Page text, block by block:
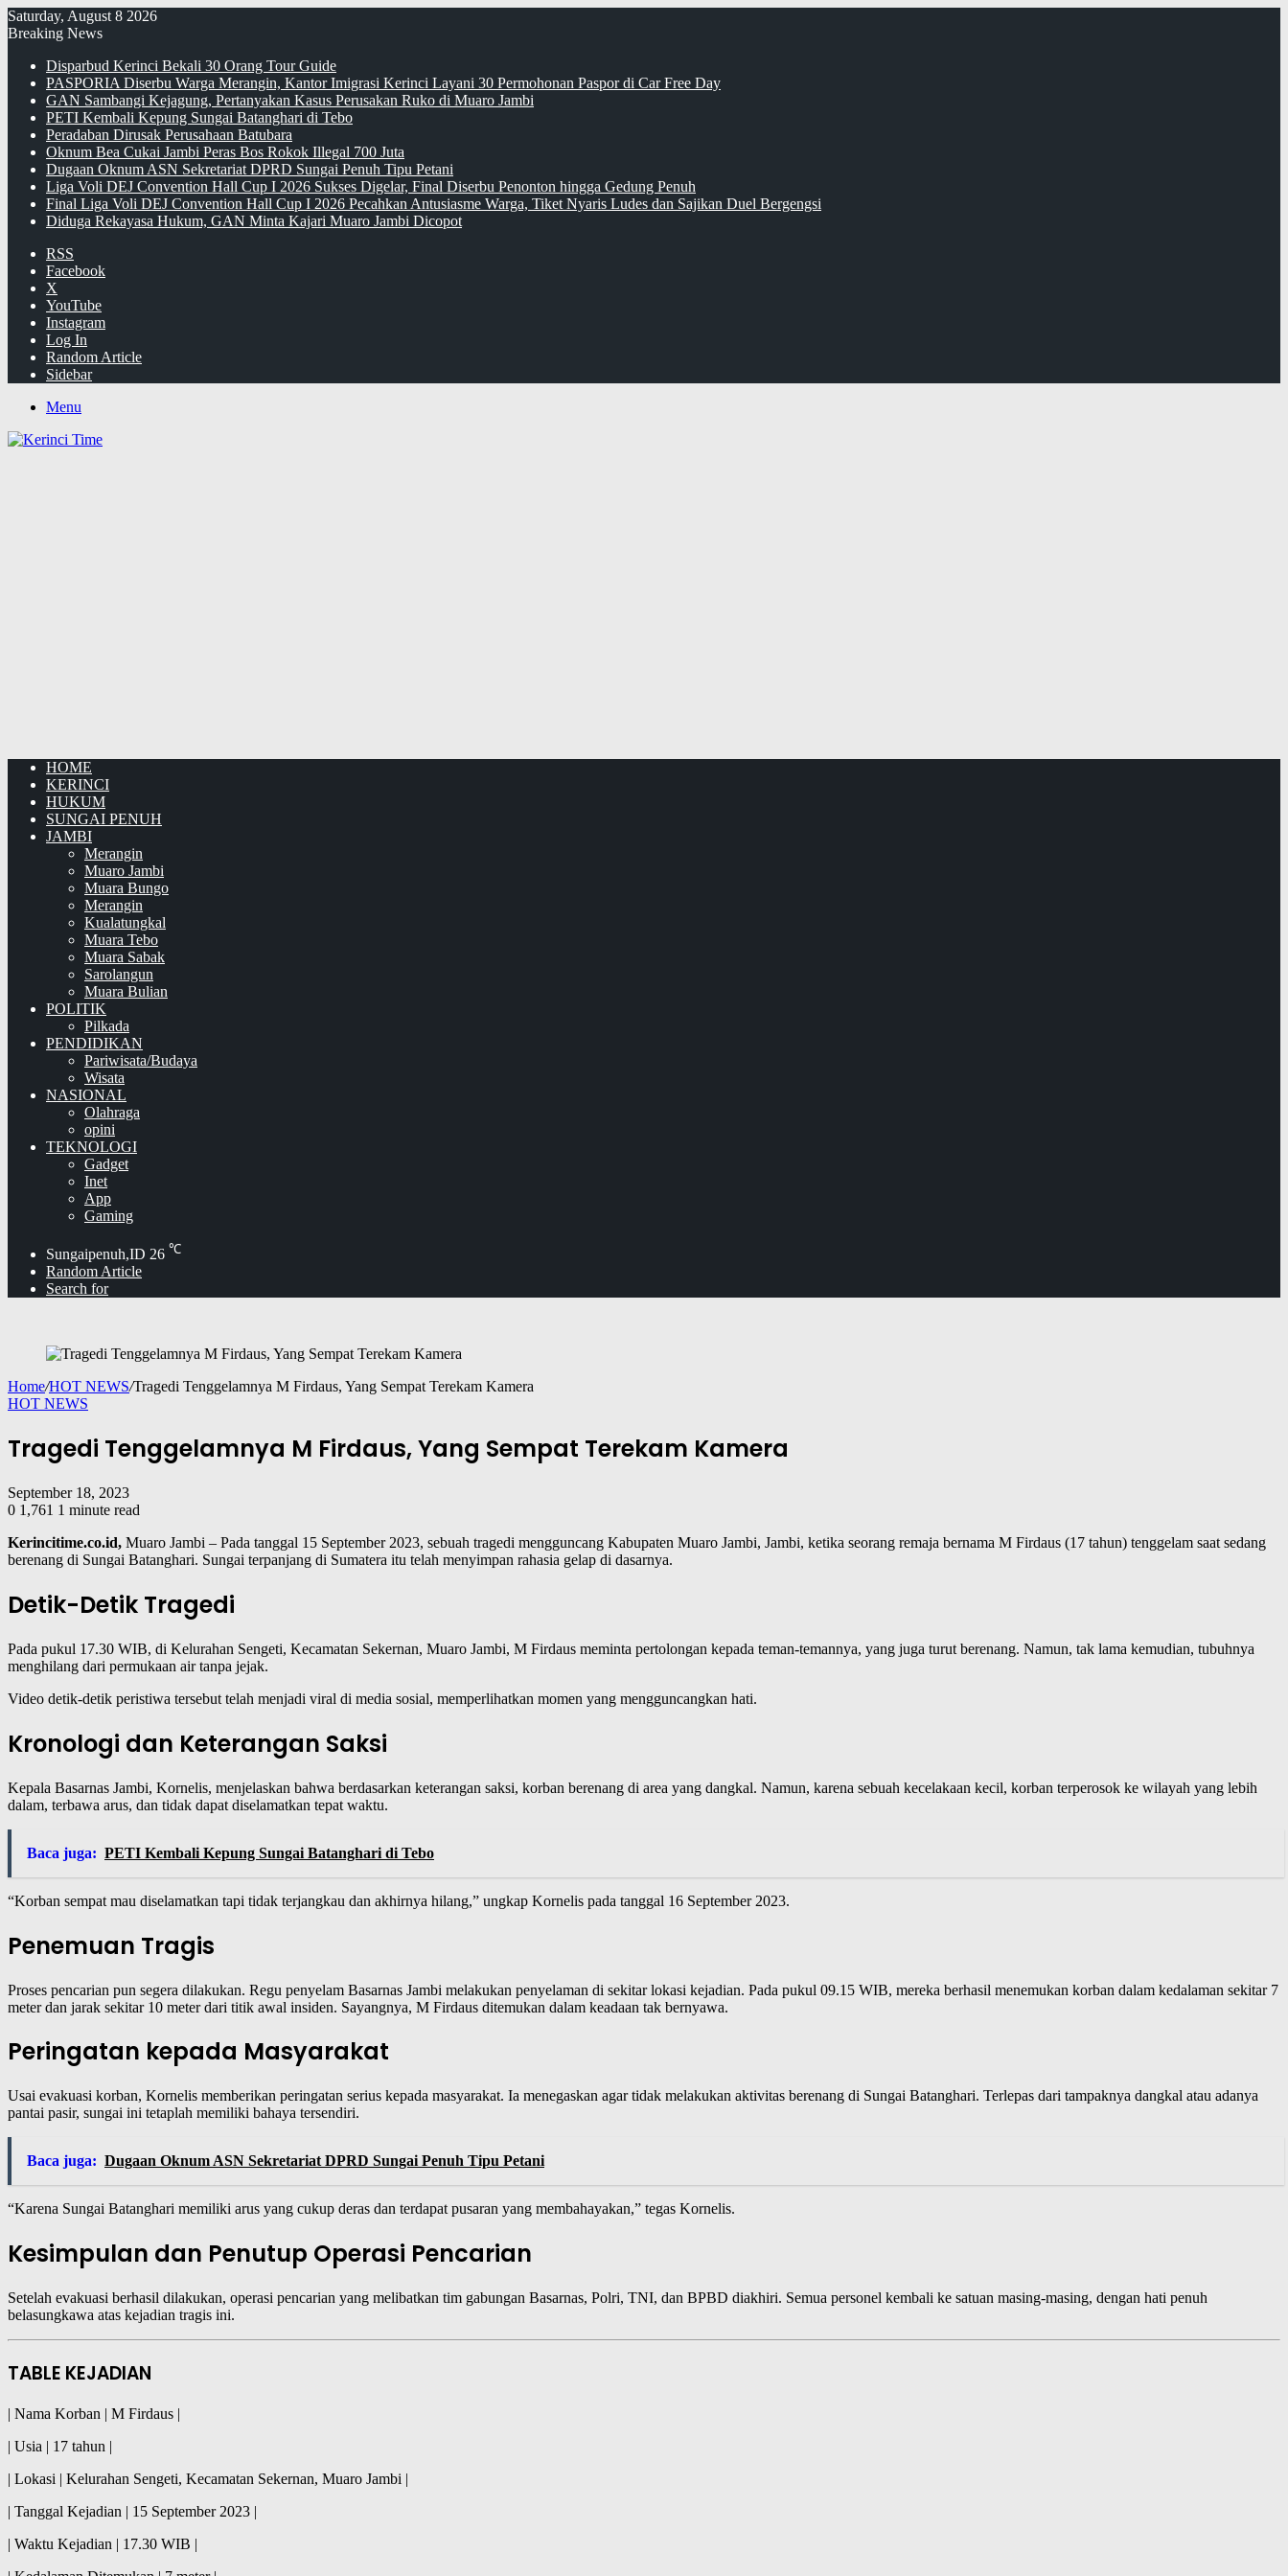
Saturday, August 8 2026
Breaking News
Disparbud Kerinci Bekali 30 Orang Tour Guide
PASPORIA Diserbu Warga Merangin, Kantor Imigrasi Kerinci Layani 30 Permohonan Paspor di Car Free Day
GAN Sambangi Kejagung, Pertanyakan Kasus Perusakan Ruko di Muaro Jambi
PETI Kembali Kepung Sungai Batanghari di Tebo
Peradaban Dirusak Perusahaan Batubara
Oknum Bea Cukai Jambi Peras Bos Rokok Illegal 700 Juta
Dugaan Oknum ASN Sekretariat DPRD Sungai Penuh Tipu Petani
Liga Voli DEJ Convention Hall Cup I 2026 Sukses Digelar, Final Diserbu Penonton hingga Gedung Penuh
Final Liga Voli DEJ Convention Hall Cup I 2026 Pecahkan Antusiasme Warga, Tiket Nyaris Ludes dan Sajikan Duel Bergengsi
Diduga Rekayasa Hukum, GAN Minta Kajari Muaro Jambi Dicopot
RSS
Facebook
X
YouTube
Instagram
Log In
Random Article
Sidebar
Menu
HOME
KERINCI
HUKUM
SUNGAI PENUH
JAMBI
Merangin
Muaro Jambi
Muara Bungo
Merangin
Kualatungkal
Muara Tebo
Muara Sabak
Sarolangun
Muara Bulian
POLITIK
Pilkada
PENDIDIKAN
Pariwisata/Budaya
Wisata
NASIONAL
Olahraga
opini
TEKNOLOGI
Gadget
Inet
App
Gaming
Sungaipenuh,ID 26 ℃
Random Article
Search for
Home/HOT NEWS/Tragedi Tenggelamnya M Firdaus, Yang Sempat Terekam Kamera
HOT NEWS
Tragedi Tenggelamnya M Firdaus, Yang Sempat Terekam Kamera
September 18, 2023
0 1,761 1 minute read
Kerincitime.co.id, Muaro Jambi – Pada tanggal 15 September 2023, sebuah tragedi mengguncang Kabupaten Muaro Jambi, Jambi, ketika seorang remaja bernama M Firdaus (17 tahun) tenggelam saat sedang
berenang di Sungai Batanghari. Sungai terpanjang di Sumatera itu telah menyimpan rahasia gelap di dasarnya.
Detik-Detik Tragedi
Pada pukul 17.30 WIB, di Kelurahan Sengeti, Kecamatan Sekernan, Muaro Jambi, M Firdaus meminta pertolongan kepada teman-temannya, yang juga turut berenang. Namun, tak lama kemudian, tubuhnya
menghilang dari permukaan air tanpa jejak.
Video detik-detik peristiwa tersebut telah menjadi viral di media sosial, memperlihatkan momen yang mengguncangkan hati.
Kronologi dan Keterangan Saksi
Kepala Basarnas Jambi, Kornelis, menjelaskan bahwa berdasarkan keterangan saksi, korban berenang di area yang dangkal. Namun, karena sebuah kecelakaan kecil, korban terperosok ke wilayah yang lebih
dalam, terbawa arus, dan tidak dapat diselamatkan tepat waktu.
Baca juga: PETI Kembali Kepung Sungai Batanghari di Tebo
“Korban sempat mau diselamatkan tapi tidak terjangkau dan akhirnya hilang,” ungkap Kornelis pada tanggal 16 September 2023.
Penemuan Tragis
Proses pencarian pun segera dilakukan. Regu penyelam Basarnas Jambi melakukan penyelaman di sekitar lokasi kejadian. Pada pukul 09.15 WIB, mereka berhasil menemukan korban dalam kedalaman sekitar 7
meter dan jarak sekitar 10 meter dari titik awal insiden. Sayangnya, M Firdaus ditemukan dalam keadaan tak bernyawa.
Peringatan kepada Masyarakat
Usai evakuasi korban, Kornelis memberikan peringatan serius kepada masyarakat. Ia menegaskan agar tidak melakukan aktivitas berenang di Sungai Batanghari. Terlepas dari tampaknya dangkal atau adanya
pantai pasir, sungai ini tetaplah memiliki bahaya tersendiri.
Baca juga: Dugaan Oknum ASN Sekretariat DPRD Sungai Penuh Tipu Petani
“Karena Sungai Batanghari memiliki arus yang cukup deras dan terdapat pusaran yang membahayakan,” tegas Kornelis.
Kesimpulan dan Penutup Operasi Pencarian
Setelah evakuasi berhasil dilakukan, operasi pencarian yang melibatkan tim gabungan Basarnas, Polri, TNI, dan BPBD diakhiri. Semua personel kembali ke satuan masing-masing, dengan hati penuh
belasungkawa atas kejadian tragis ini.
TABLE KEJADIAN
| Nama Korban | M Firdaus |
| Usia | 17 tahun |
| Lokasi | Kelurahan Sengeti, Kecamatan Sekernan, Muaro Jambi |
| Tanggal Kejadian | 15 September 2023 |
| Waktu Kejadian | 17.30 WIB |